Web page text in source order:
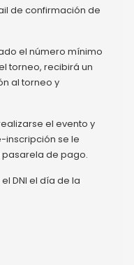
de confirmación de
el número mínimo
torneo, recibirá un
al torneo y
el evento y
se le
de pago.
DNI el día de la